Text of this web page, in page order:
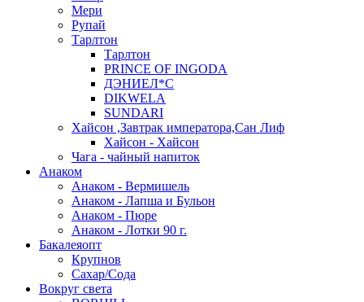
Мери
Рупай
Тарлтон
Тарлтон
PRINCE OF INGODA
ДЭНИЕЛ*С
DIKWELA
SUNDARI
Хайсон ,Завтрак императора,Сан Лиф
Хайсон - Хайсон
Чага - чайный напиток
Анаком
Анаком - Вермишель
Анаком - Лапша и Бульон
Анаком - Пюре
Анаком - Лотки 90 г.
Бакалеяопт
Крупнов
Сахар/Сода
Вокруг света